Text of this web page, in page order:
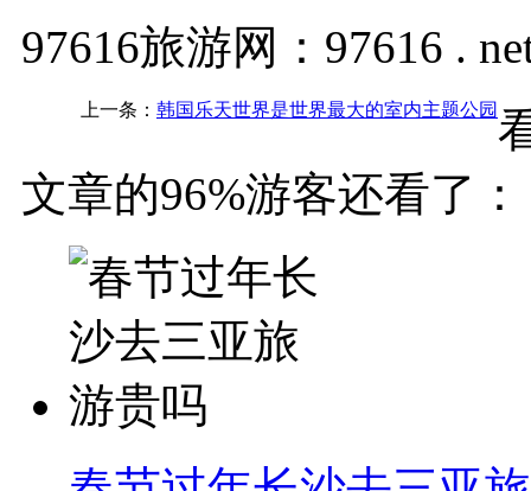
97616旅游网：97616 .
上一条： 韩国乐天世界是世界最大的室内主题公园
文章的96%游客还看了：